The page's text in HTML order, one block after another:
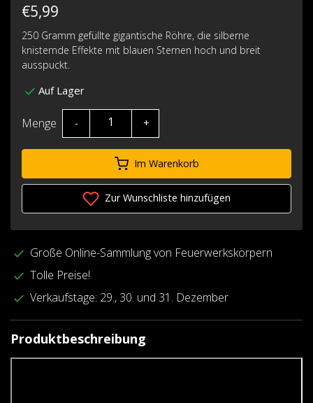
€5,99
250 Gramm gefüllte gigantische Röhre, die silberne
knisternde Effekte mit blauen Sternen hoch und breit
ausspuckt.
Auf Lager
Menge - +
Im Warenkorb
Zur Wunschliste hinzufügen
Große Online-Sammlung von Feuerwerkskörpern
Tolle Preise!
Verkaufstage: 29., 30. und 31. Dezember
Produktbeschreibung